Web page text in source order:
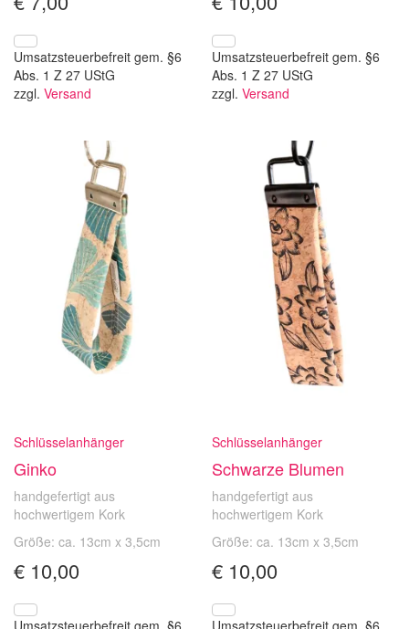
Umsatzsteuerbefreit gem. §6
Abs. 1 Z 27 UStG
zzgl. Versand
Umsatzsteuerbefreit gem. §6
Abs. 1 Z 27 UStG
zzgl.Versand
Schlüsselanhänger
Ginko
handgefertigt aus
hochwertigem Kork
Größe: ca. 13cm x 3,5cm
€ 10,00
Umsatzsteuerbefreit gem. §6
Schlüsselanhänger
Schwarze Blumen
handgefertigt aus
hochwertigem Kork
Größe: ca. 13cm x 3,5cm
€ 10,00
Umsatzsteuerbefreit gem. §6